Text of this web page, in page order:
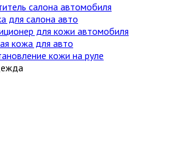
салона автомобиля
для салона авто
для кожи автомобиля
кожа для авто
кожи на руле